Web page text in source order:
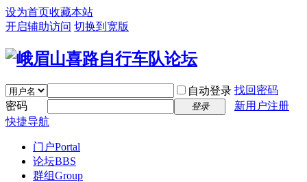
设为首页收藏本站
开启辅助访问 切换到宽版
自动登录 找回密码
密码
登录
新用户注册
快捷导航
门户Portal
论坛BBS
群组Group